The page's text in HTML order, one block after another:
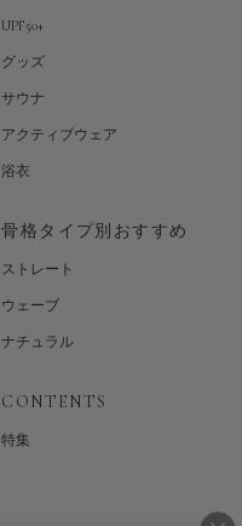
UPF50+
グッズ
サウナ
アクティブウェア
浴衣
骨格タイプ別おすすめ
ストレート
ウェーブ
ナチュラル
CONTENTS
特集